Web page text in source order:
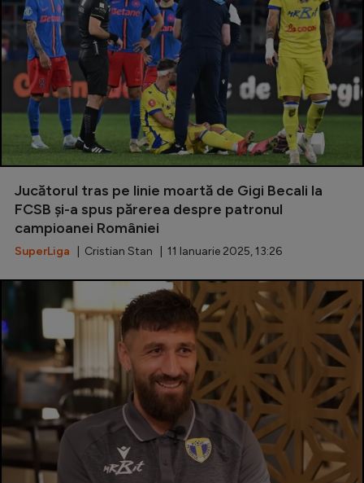
Jucătorul tras pe linie moartă de Gigi Becali la
FCSB și-a spus părerea despre patronul
campioanei României
SuperLiga | Cristian Stan | 11 Ianuarie 2025, 13:26